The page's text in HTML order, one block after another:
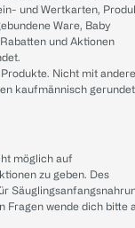
und Wertkarten,
Ware, Baby
und Aktionen
Nicht mit
kaufmännisch
möglich auf
zu geben. Des
Fragen wende dich bitte